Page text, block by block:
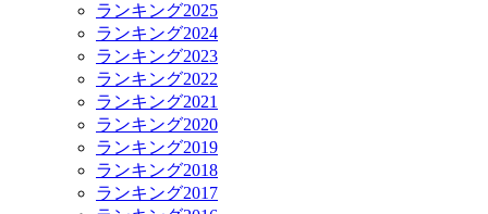
ランキング2025
ランキング2024
ランキング2023
ランキング2022
ランキング2021
ランキング2020
ランキング2019
ランキング2018
ランキング2017